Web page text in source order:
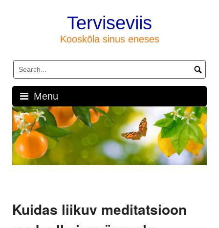
Terviseviis
Kooskõla sinus eneses
Menu
Kuidas liikuv meditatsioon